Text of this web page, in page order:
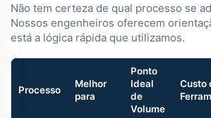
Não tem certeza de qual processo se
Nossos engenheiros oferecem
está a lógica rápida que utilizamos.
Processo
Melhor
para
Ponto
Ideal
de
Volume
Custo